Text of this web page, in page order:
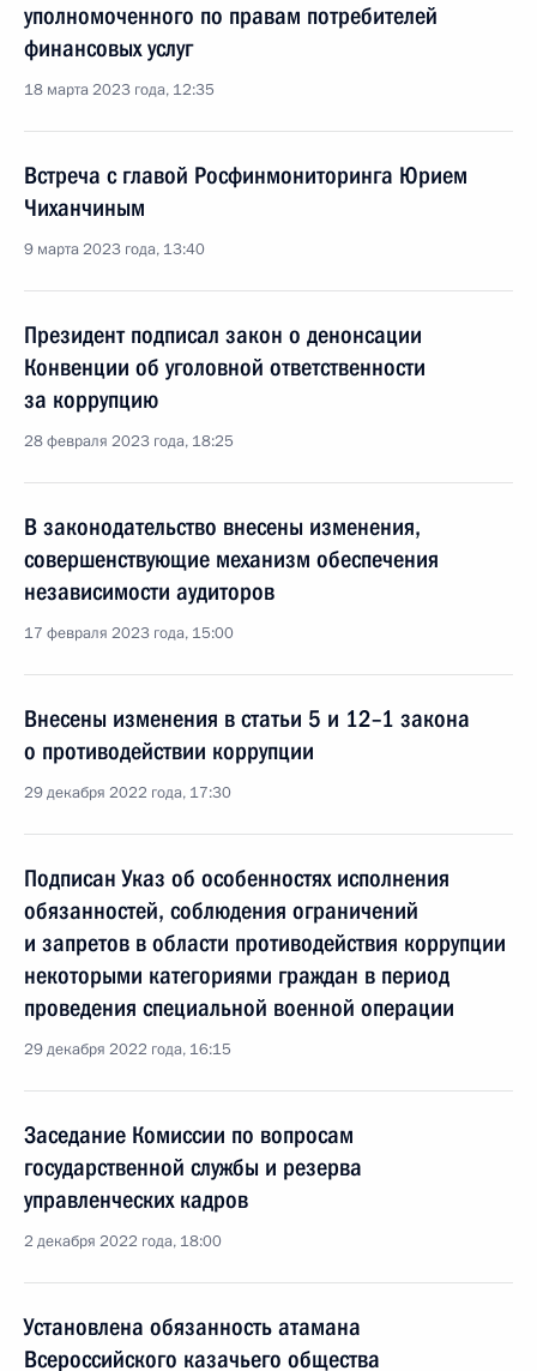
уполномоченного по правам потребителей
финансовых услуг
18 марта 2023 года, 12:35
Встреча с главой Росфинмониторинга Юрием
Чиханчиным
9 марта 2023 года, 13:40
Президент подписал закон о денонсации
Конвенции об уголовной ответственности
за коррупцию
28 февраля 2023 года, 18:25
В законодательство внесены изменения,
совершенствующие механизм обеспечения
независимости аудиторов
17 февраля 2023 года, 15:00
Внесены изменения в статьи 5 и 12–1 закона
о противодействии коррупции
29 декабря 2022 года, 17:30
Подписан Указ об особенностях исполнения
обязанностей, соблюдения ограничений
и запретов в области противодействия коррупции
некоторыми категориями граждан в период
проведения специальной военной операции
29 декабря 2022 года, 16:15
Заседание Комиссии по вопросам
государственной службы и резерва
управленческих кадров
2 декабря 2022 года, 18:00
Установлена обязанность атамана
Всероссийского казачьего общества